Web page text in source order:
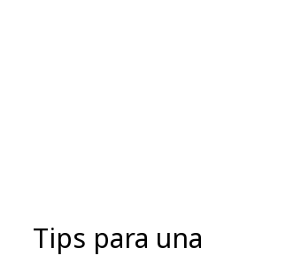
Tips para una